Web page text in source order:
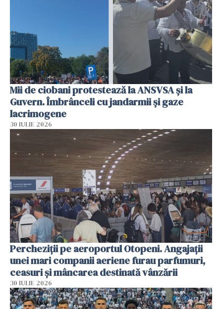
Mii de ciobani protestează la ANSVSA și la
Guvern. Îmbrânceli cu jandarmii și gaze
lacrimogene
30 IULIE 2026
Percheziții pe aeroportul Otopeni. Angajații
unei mari companii aeriene furau parfumuri,
ceasuri și mâncarea destinată vânzării
30 IULIE 2026